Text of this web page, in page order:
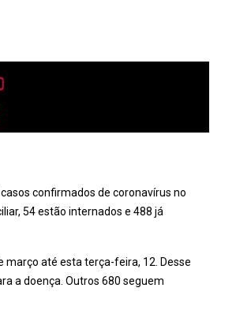
confirmados de coronavírus no
54 estão internados e 488 já
março até esta terça-feira, 12. Desse
a doença. Outros 680 seguem